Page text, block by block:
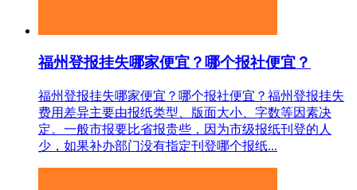
福州登报挂失哪家便宜？哪个报社便宜？
福州登报挂失哪家便宜？哪个报社便宜？福州登报挂失
费用差异主要由报纸类型、版面大小、字数等因素决
定。一般市报要比省报贵些，因为市级报纸刊登的人
少，如果补办部门没有指定刊登哪个报纸...